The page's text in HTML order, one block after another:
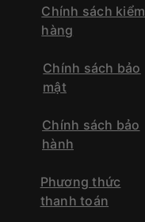
Chính sách kiểm
hàng
Chính sách bảo
mật
Chính sách bảo
hành
Phương thức
thanh toán